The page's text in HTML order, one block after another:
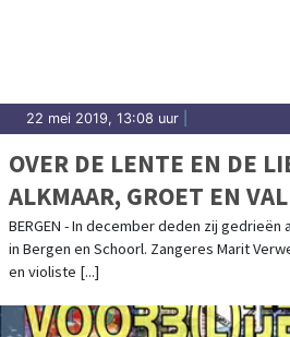
22 mei 2019, 13:08 uur
OVER DE LENTE EN DE
ALKMAAR, GROET EN
BERGEN - In december deden zij
in Bergen en Schoorl. Zangeres Marit
en violiste [...]